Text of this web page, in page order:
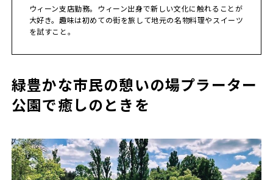
ウィーン支店勤務。ウィーン出身で新しい文化に触れることが
大好き。趣味は初めての街を旅して地元の名物料理やスイーツ
を試すこと。
緑豊かな市民の憩いの場プラーター
公園で癒しのときを